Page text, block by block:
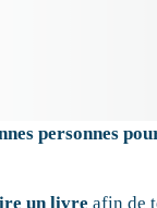
personnes
un livre afin de